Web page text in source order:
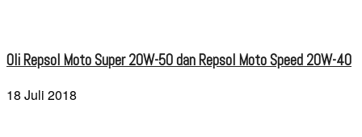
Oli Repsol Moto Super 20W-50 dan Repsol Moto Speed 20W-40
18 Juli 2018